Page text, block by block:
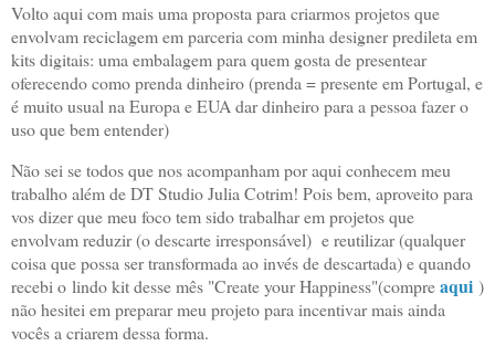
Volto aqui com mais uma proposta para criarmos projetos que
envolvam reciclagem em parceria com minha designer predileta em
kits digitais: uma embalagem para quem gosta de presentear
oferecendo como prenda dinheiro (prenda = presente em Portugal, e
é muito usual na Europa e EUA dar dinheiro para a pessoa fazer o
uso que bem entender)
Não sei se todos que nos acompanham por aqui conhecem meu
trabalho além de DT Studio Julia Cotrim! Pois bem, aproveito para
vos dizer que meu foco tem sido trabalhar em projetos que
envolvam reduzir (o descarte irresponsável) e reutilizar (qualquer
coisa que possa ser transformada ao invés de descartada) e quando
recebi o lindo kit desse mês "Create your Happiness"(compreaqui )
não hesitei em preparar meu projeto para incentivar mais ainda
vocês a criarem dessa forma.